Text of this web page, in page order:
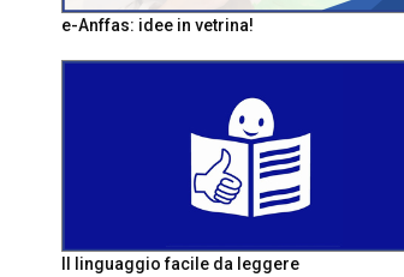
e-Anffas: idee in vetrina!
Il linguaggio facile da leggere